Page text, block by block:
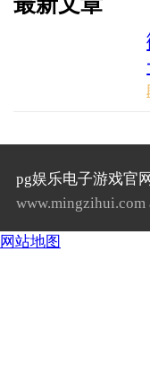
pg娱乐电子游戏官
www.mingzihui.com
网站地图